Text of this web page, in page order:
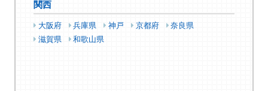
関西
大阪府 兵庫県 神戸 京都府
奈良県
滋賀県
和歌山県